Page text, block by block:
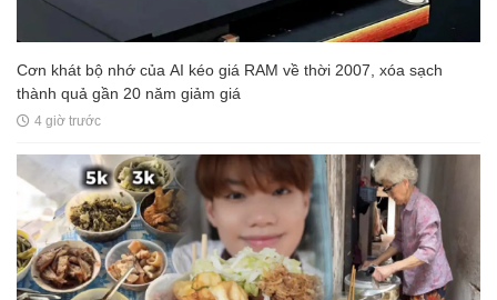
Cơn khát bộ nhớ của AI kéo giá RAM về thời 2007, xóa sạch
thành quả gần 20 năm giảm giá
4 giờ trước